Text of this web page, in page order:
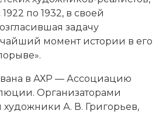
и топонимика
по 1932, в своей
задачу
момент истории в его
в АХР — Ассоциацию
Организаторами
художники А. В. Григорь­ев,